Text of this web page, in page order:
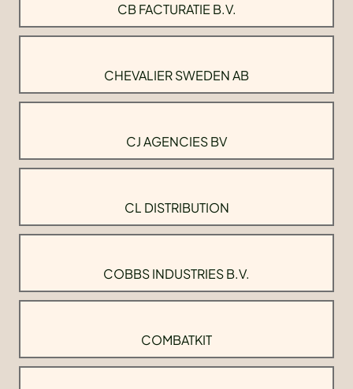
CB FACTURATIE B.V.
CHEVALIER SWEDEN AB
CJ AGENCIES BV
CL DISTRIBUTION
COBBS INDUSTRIES B.V.
COMBATKIT